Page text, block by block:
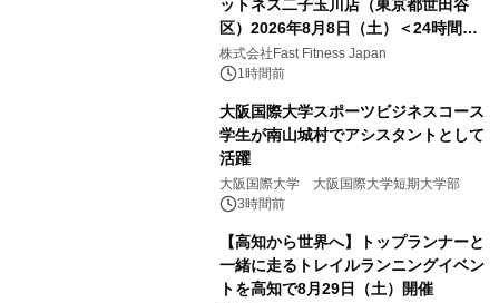
ットネス二子玉川店（東京都世田谷
区）2026年8月8日（土）＜24時間年
中無休のフィットネスジム＞
株式会社Fast Fitness Japan
1時間前
大阪国際大学スポーツビジネスコース
学生が南山城村でアシスタントとして
活躍
大阪国際大学 大阪国際大学短期大学部
3時間前
【高知から世界へ】トップランナーと
一緒に走るトレイルランニングイベン
トを高知で8月29日（土）開催